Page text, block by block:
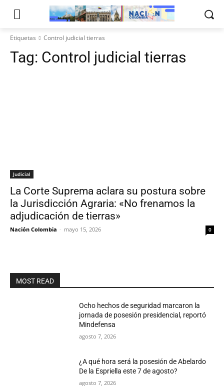
Etiquetas Control judicial tierras
Tag: Control judicial tierras
Judicial
La Corte Suprema aclara su postura sobre
la Jurisdicción Agraria: «No frenamos la
adjudicación de tierras»
Nación Colombia - mayo 15, 2026 0
MOST READ
Ocho hechos de seguridad marcaron la
jornada de posesión presidencial, reportó
Mindefensa
agosto 7, 2026
¿A qué hora será la posesión de Abelardo
De la Espriella este 7 de agosto?
agosto 7, 2026